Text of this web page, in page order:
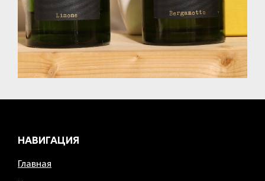
НАВИГАЦИЯ
Главная